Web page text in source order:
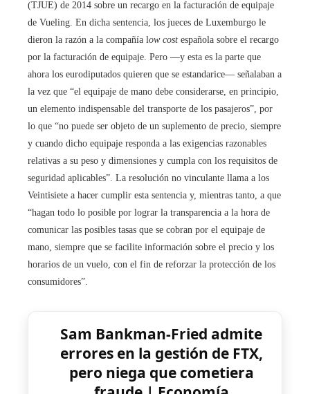
(TJUE) de 2014 sobre un recargo en la facturación de equipaje
de Vueling. En dicha sentencia, los jueces de Luxemburgo le
dieron la razón a la compañía low cost española sobre el recargo
por la facturación de equipaje. Pero —y esta es la parte que
ahora los eurodiputados quieren que se estandarice— señalaban a
la vez que “el equipaje de mano debe considerarse, en principio,
un elemento indispensable del transporte de los pasajeros”, por
lo que “no puede ser objeto de un suplemento de precio, siempre
y cuando dicho equipaje responda a las exigencias razonables
relativas a su peso y dimensiones y cumpla con los requisitos de
seguridad aplicables”. La resolución no vinculante llama a los
Veintisiete a hacer cumplir esta sentencia y, mientras tanto, a que
“hagan todo lo posible por lograr la transparencia a la hora de
comunicar las posibles tasas que se cobran por el equipaje de
mano, siempre que se facilite información sobre el precio y los
horarios de un vuelo, con el fin de reforzar la protección de los
consumidores”.
Sam Bankman-Fried admite
errores en la gestión de FTX,
pero niega que cometiera